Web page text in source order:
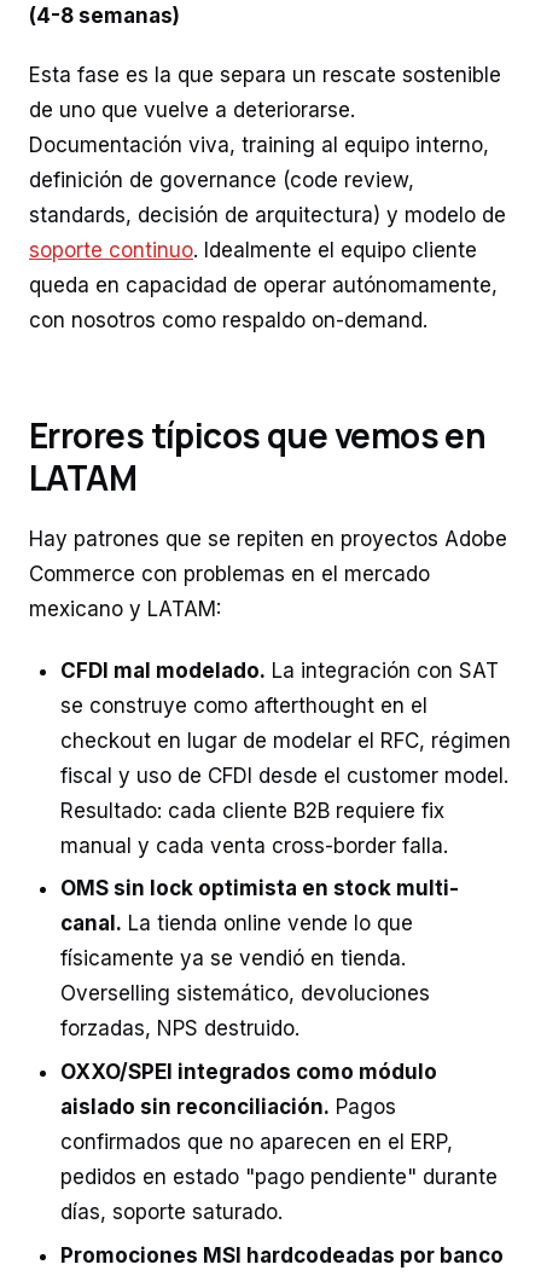
(4-8 semanas)
Esta fase es la que separa un rescate sostenible
de uno que vuelve a deteriorarse.
Documentación viva, training al equipo interno,
definición de governance (code review,
standards, decisión de arquitectura) y modelo de
soporte continuo. Idealmente el equipo cliente
queda en capacidad de operar autónomamente,
con nosotros como respaldo on-demand.
Errores típicos que vemos en
LATAM
Hay patrones que se repiten en proyectos Adobe
Commerce con problemas en el mercado
mexicano y LATAM:
CFDI mal modelado. La integración con SAT
se construye como afterthought en el
checkout en lugar de modelar el RFC, régimen
fiscal y uso de CFDI desde el customer model.
Resultado: cada cliente B2B requiere fix
manual y cada venta cross-border falla.
OMS sin lock optimista en stock multi-
canal. La tienda online vende lo que
físicamente ya se vendió en tienda.
Overselling sistemático, devoluciones
forzadas, NPS destruido.
OXXO/SPEI integrados como módulo
aislado sin reconciliación. Pagos
confirmados que no aparecen en el ERP,
pedidos en estado "pago pendiente" durante
días, soporte saturado.
Promociones MSI hardcodeadas por banco